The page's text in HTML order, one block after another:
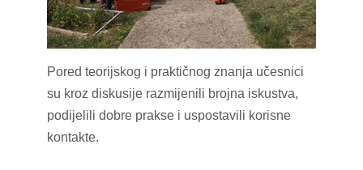
Pored teorijskog i praktičnog znanja učesnici
su kroz diskusije razmijenili brojna iskustva,
podijelili dobre prakse i uspostavili korisne
kontakte.